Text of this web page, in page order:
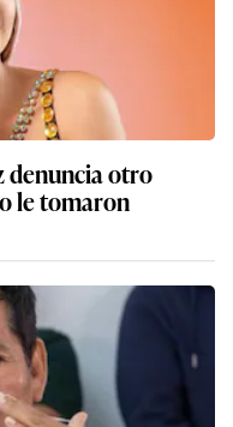
denuncia otro
le tomaron